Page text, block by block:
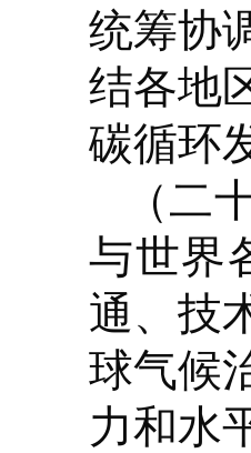
统筹协
结各地
碳循环
（二
与世界
通、技
球气候
力和水